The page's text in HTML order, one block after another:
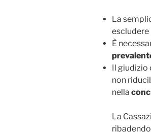
La
escludere
È
Il giudizio
non
nella
La